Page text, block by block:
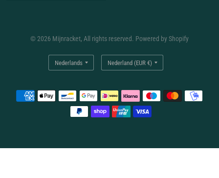
© 2026 Mijnracket, All rights reserved. Powered by Shopify
Land/regio
bijwerken
Land/regio
bijwerken